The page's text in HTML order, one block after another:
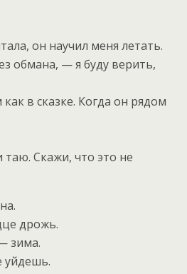
он научил меня летать.
обмана, — я буду верить,
в сказке. Когда он рядом
таю. Скажи, что это не
дрожь.
зима.
уйдешь.